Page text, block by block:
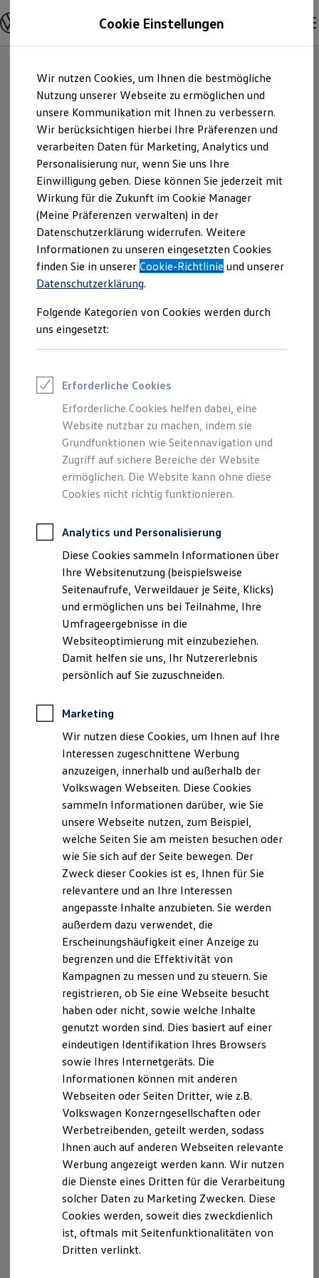
Hauptinhalt
springen
Footer
springen
Modelle und Konfigurator
Konfigurator
Modelle vergleichen
Elektroautos
ENERGY Sondermodelle
Nutzfahrzeuge
SUV und CUV
Familienautos
Kombis
Kompaktwagen
Sportwagen
Schnell verfügbare Fahrzeuge
Angebote und Produkte
Aktuelle Angebote
E-Auto-Förderung
Volkswagen Marktplatz
Die ENERGY Sondermodelle
Junge Gebrauchtwagen und Gebrauchtwagen
Volkswagen Zertifizierte Gebrauchtwagen
Elektromobilität bei Gebrauchtwagen
Saisonangebote
Reifenpakete
Leasing
Leasing-Angebote
Elektroauto Leasing
Kleinwagen-Leasing
Leasing ohne Anzahlung
Finanzierung
Autokredit mit Schlussrate
Versicherungen und Garantien
Kfz-Versicherung
Restschuldversicherungen
Garantien
Professional Class bei Volkswagen
Behörden
Direktkunden
Sonderfahrzeuge
Anpfiff zum Gewinn
Elektromobilität
Elektroautos
ID. Tutorials
Elektrofahrzeugkonzepte
ID. EVERY1
Reichweite
Rekuperation
Laden unterwegs
Laden Zuhause
Ladestationen finden
Ladezeitensimulator
Batterie
Sicherheit
Nachhaltigkeit
Technologie
Kosten und Kauf
Kaufoptionen
E-Auto-Förderung
Software und Konnektivität
Die ID. Software 6
ID. Software Versionen und Updates
Digitale Extras
Schnittstellen zu Ihrem ID.
Hybridautos
Marke und Erlebnis
Volkswagen R und R Experience
R-Modelle
R Experience
Driving Experience
Volkswagen entdecken
Werkbesichtigung
Lifestyle Shop
T-Roc Kollektion
Golf Kollektion
ID. Kollektion
Volkswagen Kollektion
R-Kollektion
GTI Kollektion
Fußball Drop
we drive football
#wedriveproud
Besitzer und Service
Software Updates
Service und Ersatzteile
Autohaus Spille
GmbH & Co. KG |
Impressum &
Rechtliches
Hier finden Sie Informationen über uns
(Autohaus Spille GmbH & Co. KG) als
verantwortlichen Anbieter von Inhalten
und Angeboten, die auf dieser Website
Impressum
Datenschutzerklärung
Impressum
Autohaus Spille GmbH & Co. KG Loher Straße 8 49456
Handelsregister: HRA 201608 Registergericht:
Amtsgericht Oldenburg
Vertreten durch: Jochen Spille
Kontakt
Telefon: +49 (0) 44 46 - 31 9 Telefax: +49 (0) 44 46 -
16 94 E-Mail:autohaus-spille@t-online.de
Umsatzsteuer-Identifikationsnummer gemäß §27 a
Umsatzsteuergesetz: DE263044002
Streitschlichtung
Wir sind nicht bereit oder verpflichtet, an
Streitbeilegungsverfahren vor einer
Verbraucherschlichtungsstelle teilzunehmen.
Datenschutzerklärung
Datenschutzerklärung
A. Verantwortlicher
Wir freuen uns, dass Sie unsere Webseite vom
Autohaus Spille GmbH & Co. KG, Loher Str. 8, 49456
Bakum,autohaus-spille@t-online.debesuchen. Im
Folgenden informieren wir Sie über die Verarbeitung
Ihrer personenbezogenen Daten durch uns im
Zusammenhang mit Ihrem Besuch unserer Webseite.
B. Verarbeitung Ihrer personenbezogenen Daten
Unsere Webseite bietet Ihnen verschiedene
Angebote, die wir Ihnen in Bezug auf dabei durch uns
verarbeitete personenbezogene Daten im Folgenden
näher erläutern möchten. Bei der Datenverarbeitung
im Zusammenhang mit unserer Webseite unterstützt
uns die Volkswagen Deutschland GmbH und Co. KG als
Auftragsverarbeiter. Die Volkswagen Deutschland
GmbH & Co. KG setzt ihrerseits als
Unterauftragnehmer die Volkswagen AG ein, die
Cookie Einstellungen
Wir nutzen Cookies, um Ihnen die bestmögliche
Nutzung unserer Webseite zu ermöglichen und
unsere Kommunikation mit Ihnen zu verbessern.
Wir berücksichtigen hierbei Ihre Präferenzen und
verarbeiten Daten für Marketing, Analytics und
Personalisierung nur, wenn Sie uns Ihre
Einwilligung geben. Diese können Sie jederzeit mit
Wirkung für die Zukunft im Cookie Manager
(Meine Präferenzen verwalten) in der
Datenschutzerklärung widerrufen. Weitere
Informationen zu unseren eingesetzten Cookies
finden Sie in unsererCookie-Richtlinie und unserer
Datenschutzerklärung.
Folgende Kategorien von Cookies werden durch
uns eingesetzt:
Erforderliche Cookies
Erforderliche Cookies helfen dabei, eine
Website nutzbar zu machen, indem sie
Grundfunktionen wie Seitennavigation und
Zugriff auf sichere Bereiche der Website
ermöglichen. Die Website kann ohne diese
Cookies nicht richtig funktionieren.
Analytics und Personalisierung
Diese Cookies sammeln Informationen über
Ihre Websitenutzung (beispielsweise
Seitenaufrufe, Verweildauer je Seite, Klicks)
und ermöglichen uns bei Teilnahme, Ihre
Umfrageergebnisse in die
Websiteoptimierung mit einzubeziehen.
Damit helfen sie uns, Ihr Nutzererlebnis
persönlich auf Sie zuzuschneiden.
Marketing
Wir nutzen diese Cookies, um Ihnen auf Ihre
Interessen zugeschnittene Werbung
anzuzeigen, innerhalb und außerhalb der
Volkswagen Webseiten. Diese Cookies
sammeln Informationen darüber, wie Sie
unsere Webseite nutzen, zum Beispiel,
welche Seiten Sie am meisten besuchen oder
wie Sie sich auf der Seite bewegen. Der
Zweck dieser Cookies ist es, Ihnen für Sie
relevantere und an Ihre Interessen
angepasste Inhalte anzubieten. Sie werden
außerdem dazu verwendet, die
Erscheinungshäufigkeit einer Anzeige zu
begrenzen und die Effektivität von
Kampagnen zu messen und zu steuern. Sie
registrieren, ob Sie eine Webseite besucht
haben oder nicht, sowie welche Inhalte
genutzt worden sind. Dies basiert auf einer
eindeutigen Identifikation Ihres Browsers
sowie Ihres Internetgeräts. Die
Informationen können mit anderen
Webseiten oder Seiten Dritter, wie z.B.
Volkswagen Konzerngesellschaften oder
Werbetreibenden, geteilt werden, sodass
Ihnen auch auf anderen Webseiten relevante
Werbung angezeigt werden kann. Wir nutzen
die Dienste eines Dritten für die Verarbeitung
solcher Daten zu Marketing Zwecken. Diese
Cookies werden, soweit dies zweckdienlich
ist, oftmals mit Seitenfunktionalitäten von
Dritten verlinkt.